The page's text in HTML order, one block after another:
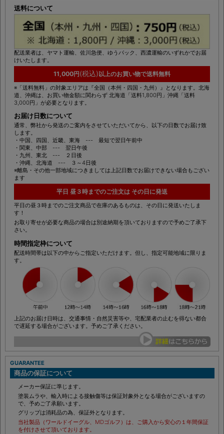
配送・送料・配達日時について
送料について
配送業者は、ヤマト運輸、佐川急便、ゆうパック、西濃運輸のいずれかでお届
11,000円(税込)以上のお買い物で送料無料
※「送料無料」の対象エリアは『全国（本州・四国・九州）』となります。北海
道、沖縄は、お買い物金額に関わらず 北海道「送料1,800円」沖縄「送料
3,000円」が必要となります。
お届け日数について
通常、弊社から発送のご案内をさせていただいてから、以下の日数でお届け致
します。
・中国、四国、近畿、東海 --- 最短で翌日午前中
・関東、中部 --- 翌日午後
・九州、東北 --- ２日後
・沖縄、北海道 --- ３～4日後
※離島・その他一部地域につきましては上記日数でお届けできない場合もござい
平日 昼３時までのご注文は その日に発送
平日の昼３時までのご注文商品で在庫のあるものは、その日に発送いたしま
す！
お取り寄せが必要な商品の場合は別途納期を頂いておりますので予めご了承下
さい。
時間指定枠について
配送時間帯は以下の中からご指定いただけます。但し、指定可能地域に限りま
上記のお届け日時は、交通事情・自然災害等や、宅配業者の止むを得ない都合
で遅延する場合がございます。予めご了承ください。
GUARANTEE
商品の保証について
メーカー保証に準じます。
塗装ムラや、輸入時による接触傷等は保証対象外となる場合がございますの
で、予めご了承願います。
グリップは消耗品の為、保証外となります。